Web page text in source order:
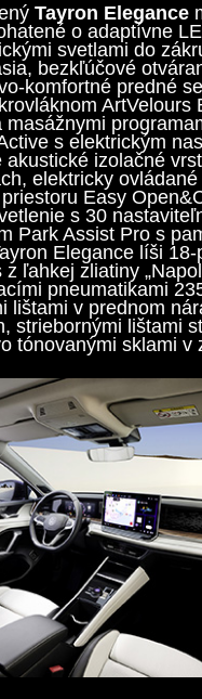
Tayron Elegance
o adaptívne
svetlami do
bezkľúčové
komfortné predné
ArtVelours
masážnymi
s elektrickým
akustické izolačné
elektricky
Easy
s 30
Park Assist Pro s
Elegance líši 18-
ľahkej zliatiny
pneumatikami
lištami v prednom
striebornými lištami
tónovanými sklami v